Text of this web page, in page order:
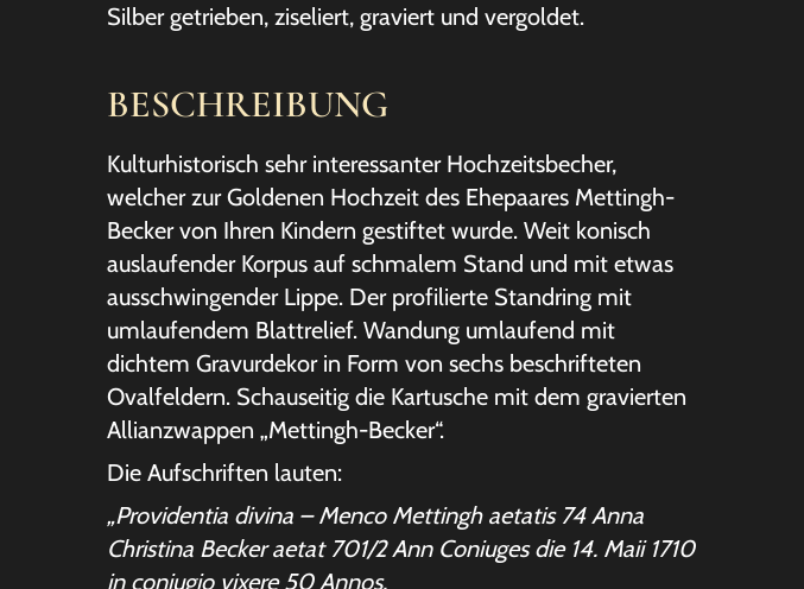
Silber getrieben, ziseliert, graviert und vergoldet.
BESCHREIBUNG
Kulturhistorisch sehr interessanter Hochzeitsbecher,
welcher zur Goldenen Hochzeit des Ehepaares Mettingh-
Becker von Ihren Kindern gestiftet wurde. Weit konisch
auslaufender Korpus auf schmalem Stand und mit etwas
ausschwingender Lippe. Der profilierte Standring mit
umlaufendem Blattrelief. Wandung umlaufend mit
dichtem Gravurdekor in Form von sechs beschrifteten
Ovalfeldern. Schauseitig die Kartusche mit dem gravierten
Allianzwappen „Mettingh-Becker“.
Die Aufschriften lauten:
„Providentia divina – Menco Mettingh aetatis 74 Anna
Christina Becker aetat 701/2 Ann Coniuges die 14. Maii 1710
in conjugio vixere 50 Annos.